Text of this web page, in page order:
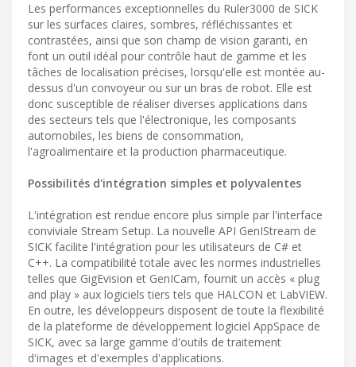
Les performances exceptionnelles du Ruler3000 de SICK
sur les surfaces claires, sombres, réfléchissantes et
contrastées, ainsi que son champ de vision garanti, en
font un outil idéal pour contrôle haut de gamme et les
tâches de localisation précises, lorsqu'elle est montée au-
dessus d'un convoyeur ou sur un bras de robot. Elle est
donc susceptible de réaliser diverses applications dans
des secteurs tels que l'électronique, les composants
automobiles, les biens de consommation,
l'agroalimentaire et la production pharmaceutique.
Possibilités d'intégration simples et polyvalentes
L'intégration est rendue encore plus simple par l'interface
conviviale Stream Setup. La nouvelle API GenIStream de
SICK facilite l'intégration pour les utilisateurs de C# et
C++. La compatibilité totale avec les normes industrielles
telles que GigEvision et GenICam, fournit un accès « plug
and play » aux logiciels tiers tels que HALCON et LabVIEW.
En outre, les développeurs disposent de toute la flexibilité
de la plateforme de développement logiciel AppSpace de
SICK, avec sa large gamme d'outils de traitement
d'images et d'exemples d'applications.